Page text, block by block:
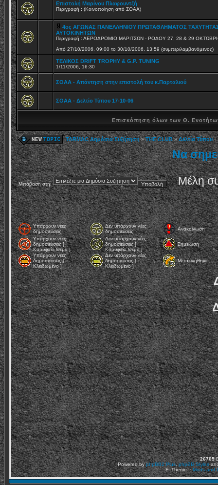
Επιστολή Μαρίνου Πλαφουντζή
Περιγραφή : (Κοινοποίηση από ΣΟΑΑ)
4ος ΑΓΩΝΑΣ ΠΑΝΕΛΛΗΝΙΟΥ ΠΡΩΤΑΘΛΗΜΑΤΟΣ
ΑΥΤΟΚΙΝΗΤΩΝ
Περιγραφή : ΑΕΡΟΔΡΟΜΙΟ ΜΑΡΙΤΣΩΝ - ΡΟΔΟΥ 27, 28 & 29
Από 27/10/2006, 09:00 το 30/10/2006, 13:59 (συμπεριλαμβανόμενος)
ΤΕΛΙΚΟΣ DRIFT TROPHY & G.P. TUNING
1/11/2006, 16:30
ΣΟΑΑ - Απάντηση στην επιστολή του κ.Παρταλιού
ΣΟΑΑ - Δελτίο Τύπου 17-10-06
Επισκόπηση όλων των Θ.
TARMAC Δημόσια Συζήτηση»THE CLUB»Δελτία Τύπου
Μετάβαση στη:
Να
Μέλη
Υπάρχουν νέες
δημοσιεύσεις
Δεν υπάρχουν νέες
δημοσιεύσεις
Ανακοίνωση
Υπάρχουν νέες
δημοσιεύσεις [
Κορυφαίο Θέμα ]
Δεν υπάρχουν νέες
δημοσιεύσεις [
Κορυφαίο Θέμα ]
Σημείωση
Υπάρχουν νέες
δημοσιεύσεις [
Κλειδωμένο ]
Δεν υπάρχουν νέες
δημοσιεύσεις [
Κλειδωμένο ]
Μετακινήθηκε
26705
Powered byphpBB2 Plus,phpBB Styles
FI Theme ::Mods and